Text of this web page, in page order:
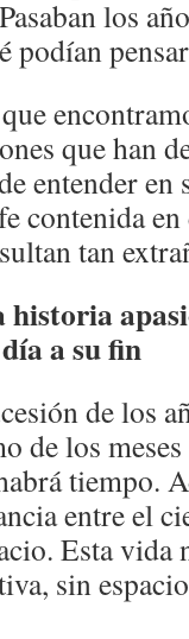
los
podían
que han
entender
contenida en
tan
a su fin
de los
de los
tiempo.
entre el
Esta vida
sin